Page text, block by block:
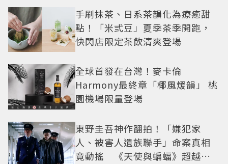
手刷抹茶、日系茶韻化為療癒甜
點！「米弎豆」夏季茶季開跑，
快閃店限定茶飲清爽登場
全球首發在台灣！麥卡倫
Harmony最終章「椰風煖韻」 桃
園機場限量登場
東野圭吾神作翻拍！「嫌犯家
人、被害人遺族聯手」命案真相
竟動搖 《天使與蝙蝠》超越懸